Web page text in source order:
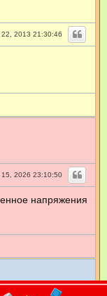
2013 21:30:46
2026 23:10:50
напряжения